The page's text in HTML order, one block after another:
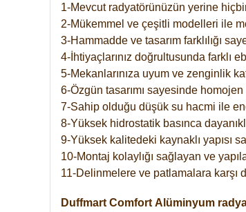
1-Mevcut radyatörünüzün yerine
2-Mükemmel ve çeşitli modelleri ile
3-Hammadde ve tasarım farklılığı
4-İhtiyaçlarınız doğrultusunda farklı
5-Mekanlarınıza uyum ve zenginlik
6-Özgün tasarımı sayesinde homojen
7-Sahip olduğu düşük su hacmi ile
8-Yüksek hidrostatik basınca
9-Yüksek kalitedeki kaynaklı yapısı
10-Montaj kolaylığı sağlayan ve
11-Delinmelere ve patlamalara karşı
Duffmart Comfort Alüminyum